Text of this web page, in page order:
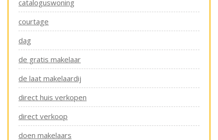
cataloguswoning
courtage
dag
de gratis makelaar
de laat makelaardij
direct huis verkopen
direct verkoop
doen makelaars